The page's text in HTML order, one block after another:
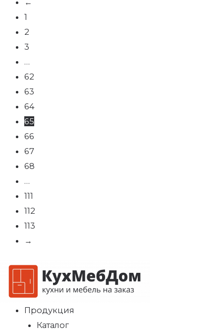
1
2
3
…
62
63
64
65
66
67
68
…
111
112
113
→
Продукция
Каталог